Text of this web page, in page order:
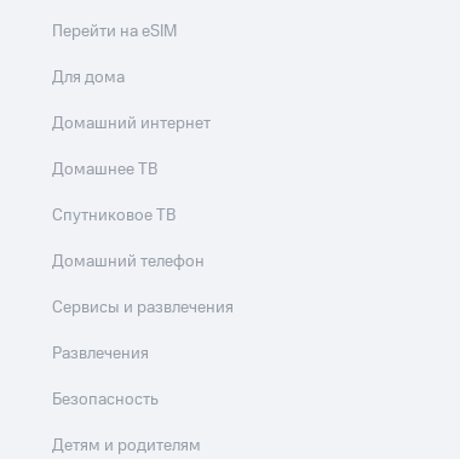
Перейти на eSIM
Для дома
Домашний интернет
Домашнее ТВ
Спутниковое ТВ
Домашний телефон
Сервисы и развлечения
Развлечения
Безопасность
Детям и родителям